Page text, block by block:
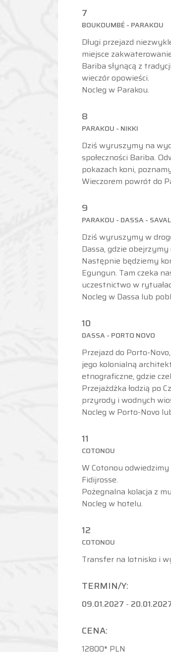
7
BOUKOUMBÉ - PARAKOU
Długi przejazd
miejsce
Bariba słynącą z
wieczór opowieści.
Nocleg w Parakou.
8
PARAKOU - NIKKI
Dziś wyruszymy na
społeczności Bariba.
pokazach koni,
Wieczorem powrót do
9
PARAKOU - DASSA -
Dziś wyruszymy w
Dassa, gdzie
Następnie będziemy
Egungun. Tam czeka
uczestnictwo w
Nocleg w Dassa lub
10
DASSA - PORTO NOVO
Przejazd do Porto-
jego kolonialną
etnograficzne, gdzie
Przejażdżka łodzią po
przyrody i wodnych
Nocleg w Porto-Novo
11
COTONOU
W Cotonou
Fidijrosse.
Pożegnalna kolacja z
Nocleg w hotelu.
12
COTONOU
Transfer na lotnisko i
TERMIN/Y:
09.01.2027 -
CENA:
12800* PLN